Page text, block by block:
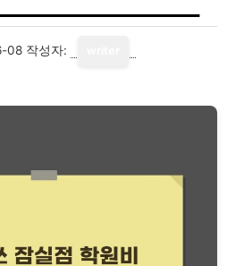
08 작성자: